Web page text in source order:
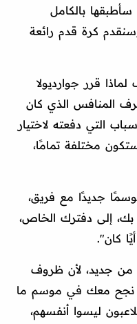
في موسم 2007-2008، سأطبقها بالكامل
كرة قدم رائعة
قرر جوارديولا
المنافس الذي كان
التي دفعته لاختيار
مختلفة تمامًا،
جديدًا مع فريق،
بك، إلى دفترك الخاص،
كان".
من جديد، لأن ظروف
نجح معك في موسم ما
ليسوا أنفسهم،